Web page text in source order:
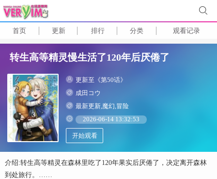
首页 更新 排行 分类 观看记录
转生高等精灵慢生活了120年后厌倦了
更新至《第50话》
成田コウ
最新更新,魔幻,冒险
2026-06-14 13:32:53
开始观看
介绍:转生高等精灵在森林里吃了120年果实后厌倦了，决定离开森林
到处旅行。……